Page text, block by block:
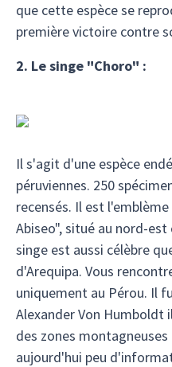
que cette espèce se
première victoire contre
2. Le singe "Choro" :
Il s'agit d'une espèce
péruviennes. 250
recensés. Il est
Abiseo", situé au nord-
singe est aussi célèbre
d'Arequipa. Vous
uniquement au Pérou. Il
Alexander Von Humboldt
des zones
aujourd'hui peu